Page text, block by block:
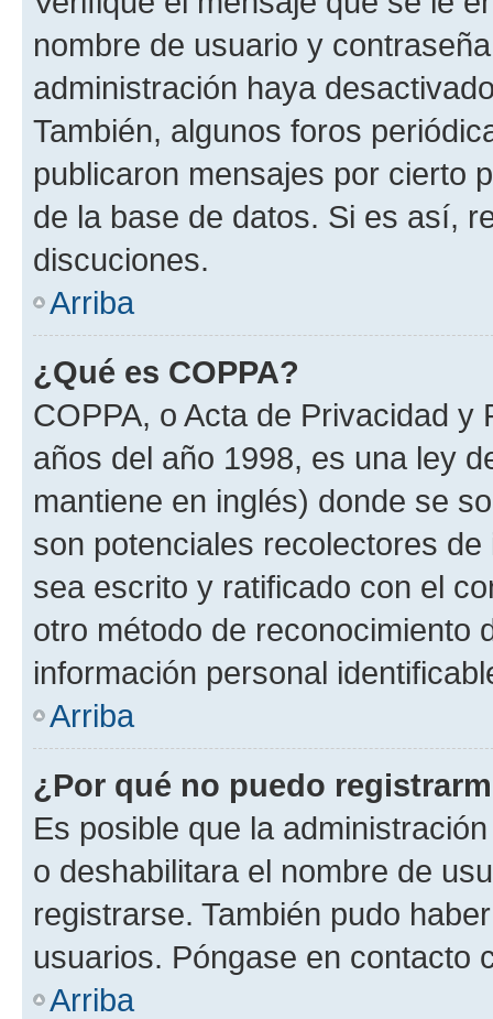
nombre de usuario y
administración haya
También, algunos foros
publicaron mensajes por cierto
de la base de datos. Si es así,
discuciones.
Arriba
¿Qué es COPPA?
COPPA, o Acta de Privacidad
años del año 1998, es una ley
mantiene en inglés) donde se
son potenciales recolectores
sea escrito y ratificado con el
otro método de reconocimiento
información personal
Arriba
¿Por qué no puedo
Es posible que la
o deshabilitara el nombre de
registrarse. También pudo
usuarios. Póngase en contacto
Arriba